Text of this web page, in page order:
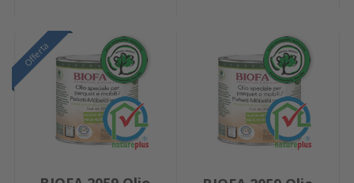
Offerta
Offerta
Offerta